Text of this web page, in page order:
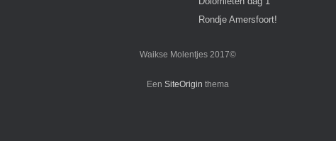
Rondje Amersfoort!
Waikse Molentjes 2017©
Een SiteOrigin thema